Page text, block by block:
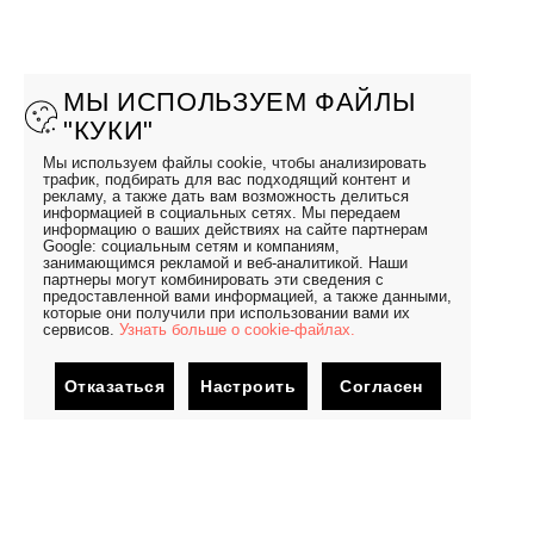
МЫ ИСПОЛЬЗУЕМ ФАЙЛЫ
"КУКИ"
Мы используем файлы cookie, чтобы анализировать
трафик, подбирать для вас подходящий контент и
рекламу, а также дать вам возможность делиться
информацией в социальных сетях. Мы передаем
информацию о ваших действиях на сайте партнерам
Google: социальным сетям и компаниям,
занимающимся рекламой и веб-аналитикой. Наши
партнеры могут комбинировать эти сведения с
предоставленной вами информацией, а также данными,
которые они получили при использовании вами их
сервисов. Узнать больше о cookie-файлах.
Отказаться Настроить Согласен